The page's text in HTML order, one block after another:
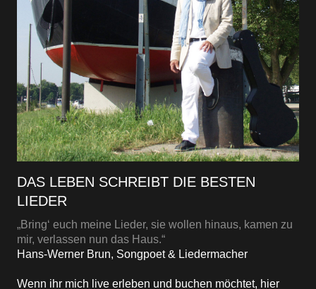
DAS LEBEN SCHREIBT DIE BESTEN
LIEDER
„Bring‘ euch meine Lieder, sie wollen hinaus, kamen zu
mir, verlassen nun das Haus.“
Hans-Werner Brun, Songpoet & Liedermacher
Wenn ihr mich live erleben und buchen möchtet, hier